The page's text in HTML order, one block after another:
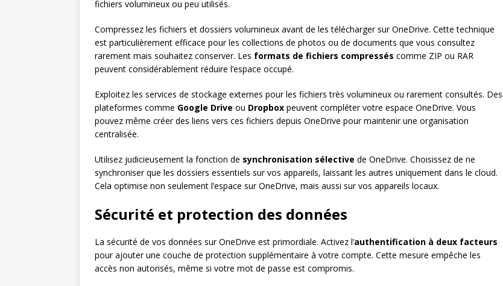
fichiers volumineux ou peu utilisés.
Compressez les fichiers et dossiers volumineux avant de les télécharger sur OneDrive. Cette technique
est particulièrement efficace pour les collections de photos ou de documents que vous consultez
rarement mais souhaitez conserver. Les formats de fichiers compressés comme ZIP ou RAR
peuvent considérablement réduire l’espace occupé.
Exploitez les services de stockage externes pour les fichiers très volumineux ou rarement consultés. Des
plateformes comme Google Drive ou Dropbox peuvent compléter votre espace OneDrive. Vous
pouvez même créer des liens vers ces fichiers depuis OneDrive pour maintenir une organisation
centralisée.
Utilisez judicieusement la fonction de synchronisation sélective de OneDrive. Choisissez de ne
synchroniser que les dossiers essentiels sur vos appareils, laissant les autres uniquement dans le cloud.
Cela optimise non seulement l’espace sur OneDrive, mais aussi sur vos appareils locaux.
Sécurité et protection des données
La sécurité de vos données sur OneDrive est primordiale. Activez l’authentification à deux facteurs
pour ajouter une couche de protection supplémentaire à votre compte. Cette mesure empêche les
accès non autorisés, même si votre mot de passe est compromis.